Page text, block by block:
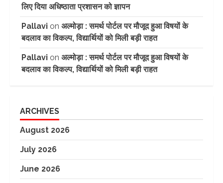
लिए दिया अधिष्ठाता प्रशासन को ज्ञापन
Pallavi on अल्मोड़ा : समर्थ पोर्टल पर मौजूद हुआ विषयों के
बदलाव का विकल्प, विद्यार्थियों को मिली बड़ी राहत
Pallavi on अल्मोड़ा : समर्थ पोर्टल पर मौजूद हुआ विषयों के
बदलाव का विकल्प, विद्यार्थियों को मिली बड़ी राहत
ARCHIVES
August 2026
July 2026
June 2026